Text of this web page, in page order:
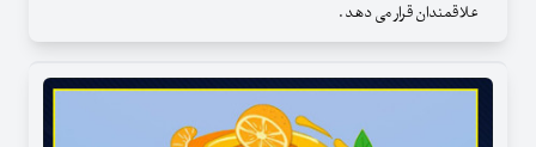
علاقمندان قرار می دهد .